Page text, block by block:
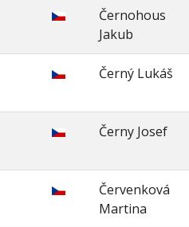
Černohous
Jakub
Černý Lukáš
Černy Josef
Červenková
Martina